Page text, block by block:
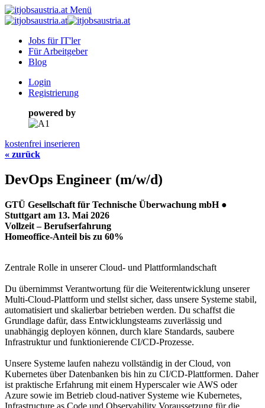
Menü
Jobs für IT'ler
Für Arbeitgeber
Blog
Login
Registrierung
powered by
kostenfrei inserieren
« zurück
DevOps Engineer (m/w/d)
GTÜ Gesellschaft für Technische Überwachung mbH ●
Stuttgart am 13. Mai 2026
Vollzeit – Berufserfahrung
Homeoffice-Anteil bis zu 60%
Zentrale Rolle in unserer Cloud- und Plattformlandschaft
Du übernimmst Verantwortung für die Weiterentwicklung unserer
Multi-Cloud-Plattform und stellst sicher, dass unsere Systeme stabil,
automatisiert und skalierbar betrieben werden. Du schaffst die
Grundlage dafür, dass Entwicklungsteams zuverlässig und
unabhängig deployen können, durch klare Standards, saubere
Infrastruktur und funktionierende CI/CD-Prozesse.
Unsere Systeme laufen nahezu vollständig in der Cloud, von
Kubernetes über Datenbanken bis hin zu CI/CD-Plattformen. Daher
ist praktische Erfahrung mit einem Hyperscaler wie AWS oder
Azure sowie im Betrieb cloud-nativer Systeme wie Kubernetes,
Infrastructure as Code und Observability Voraussetzung für die